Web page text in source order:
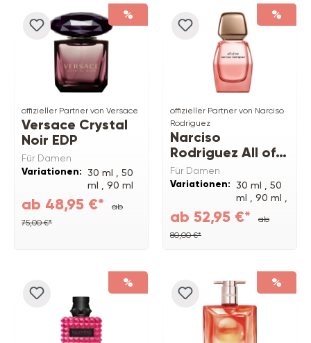
%
offizieller Partner von Versace
Versace Crystal
Noir EDP
Für Damen
Variationen: 30 ml , 50
ml , 90 ml
ab 48,95 €*
ab
75,00 €*
%
offizieller Partner von Narciso
Rodriguez
Narciso
Rodriguez All of
me EDP Intense
Für Damen
Variationen: 30 ml , 50
ml , 90 ml ,
150 ml
Refill
ab 52,95 €*
ab
80,00 €*
% %